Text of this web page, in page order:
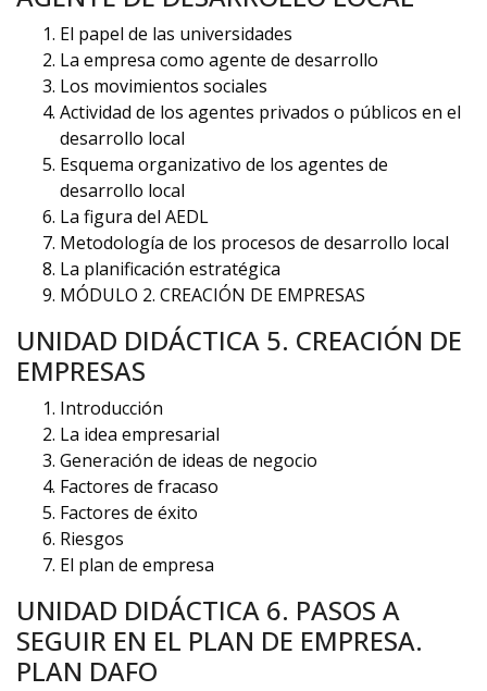
El papel de las universidades
La empresa como agente de desarrollo
Los movimientos sociales
Actividad de los agentes privados o públicos en el
desarrollo local
Esquema organizativo de los agentes de
desarrollo local
La figura del AEDL
Metodología de los procesos de desarrollo local
La planificación estratégica
MÓDULO 2. CREACIÓN DE EMPRESAS
UNIDAD DIDÁCTICA 5. CREACIÓN DE
EMPRESAS
Introducción
La idea empresarial
Generación de ideas de negocio
Factores de fracaso
Factores de éxito
Riesgos
El plan de empresa
UNIDAD DIDÁCTICA 6. PASOS A
SEGUIR EN EL PLAN DE EMPRESA.
PLAN DAFO